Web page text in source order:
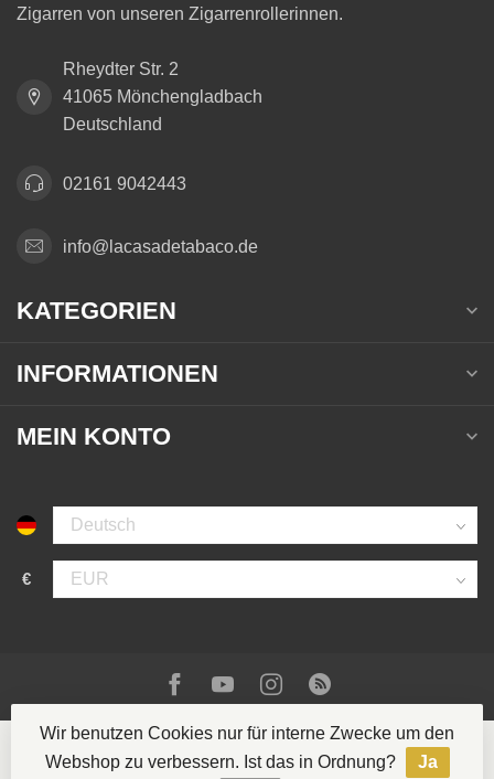
Zigarren von unseren Zigarrenrollerinnen.
Rheydter Str. 2
41065 Mönchengladbach
Deutschland
02161 9042443
info@lacasadetabaco.de
KATEGORIEN
INFORMATIONEN
MEIN KONTO
€
Wir benutzen Cookies nur für interne Zwecke um den
Webshop zu verbessern. Ist das in Ordnung?
Ja